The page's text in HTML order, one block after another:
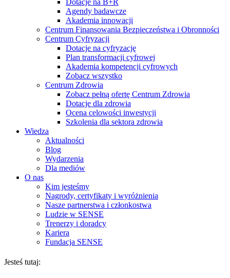
Dotacje na B+R
Agendy badawcze
Akademia innowacji
Centrum Finansowania Bezpieczeństwa i Obronności
Centrum Cyfryzacji
Dotacje na cyfryzację
Plan transformacji cyfrowej
Akademia kompetencji cyfrowych
Zobacz wszystko
Centrum Zdrowia
Zobacz pełną ofertę Centrum Zdrowia
Dotacje dla zdrowia
Ocena celowości inwestycji
Szkolenia dla sektora zdrowia
Wiedza
Aktualności
Blog
Wydarzenia
Dla mediów
O nas
Kim jesteśmy
Nagrody, certyfikaty i wyróżnienia
Nasze partnerstwa i członkostwa
Ludzie w SENSE
Trenerzy i doradcy
Kariera
Fundacja SENSE
Jesteś tutaj: